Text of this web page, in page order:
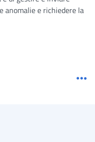
anomalie e richiedere la